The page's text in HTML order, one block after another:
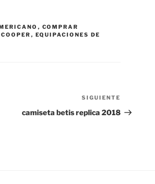
, COMPRAR
, EQUIPACIONES DE
entrada
SIGUIENTE
camiseta betis replica 2018